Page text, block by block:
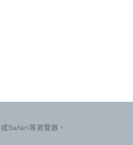
Safari等瀏覽器。